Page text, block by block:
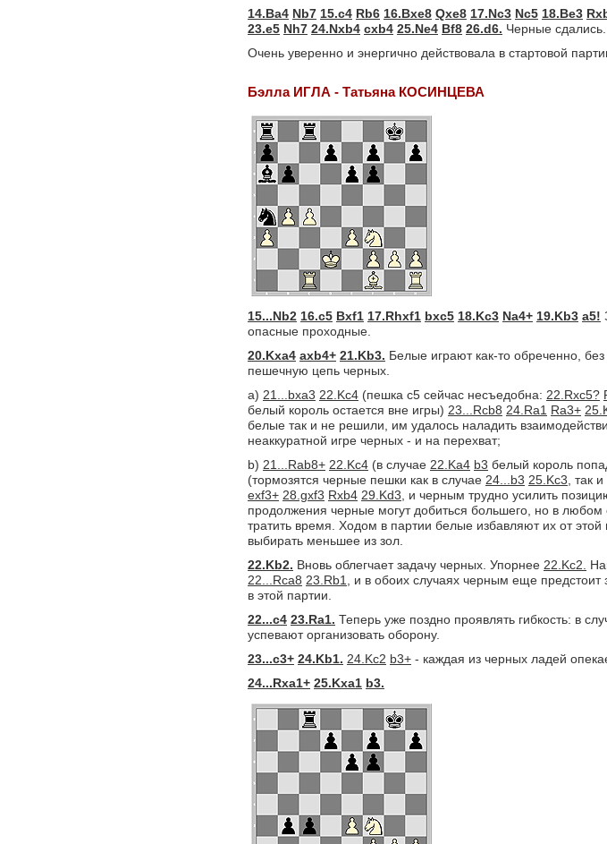
14.Ba4 Nb7 15.c4 Rb6 16.Bxe8 Qxe8 17.Nc3 Nc5 18.Be3
23.e5 Nh7 24.Nxb4 cxb4 25.Ne4 Bf8 26.d6. Черные сдались.
Очень уверенно и энергично действовала в стартовой
Бэлла ИГЛА - Татьяна КОСИНЦЕВА
15...Nb2 16.c5 Bxf1 17.Rhxf1 bxc5 18.Kc3 Na4+ 19.Kb3 a5!
опасные проходные.
20.Kxa4 axb4+ 21.Kb3. Белые играют как-то обреченно,
пешечную цепь черных.
a) 21...bxa3 22.Kc4 (пешка с5 сейчас несъедобна: 22.Rxc5?
белый король остается вне игры) 23...Rcb8 24.Ra1 Ra3+
белые так и не решили, им удалось наладить
неаккуратной игре черных - и на перехват;
b) 21...Rab8+ 22.Kc4 (в случае 22.Ka4 b3 белый король
(тормозятся черные пешки как в случае 24...b3 25.Kc3, так
exf3+ 28.gxf3 Rxb4 29.Kd3,
и черным трудно усилить
продолжения черные могут добиться большего, но в
тратить время. Ходом в партии белые избавляют их от
выбирать меньшее из зол.
22.Kb2. Вновь облегчает задачу черных. Упорнее 22.Kc2.
22...Rca8 23.Rb1,
и в обоих случаях черным еще предстоит
в этой партии.
22...c4 23.Ra1. Теперь уже поздно проявлять гибкость: в
успевают организовать оборону.
23...c3+ 24.Kb1. 24.Kc2 b3+ - каждая из черных ладей
24...Rxa1+ 25.Kxa1 b3.